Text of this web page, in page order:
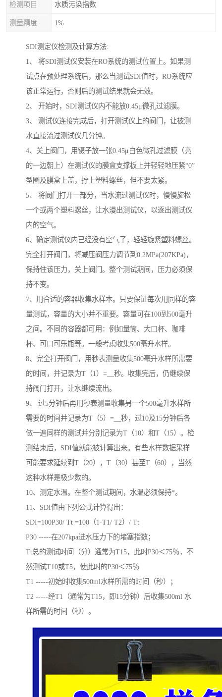
检测项目 水质污染指数
测量精度 1%
SDI测定仪检测及计算方法:
1、 将SDI测试仪安装在RO系统的测试位置上。如果测
试点在预处理系统后，那么当测试SDI值时，RO系统应
该正常运行，否则后的测试结果就会无效。
2、 开始时，SDI测试仪内不能放0.45μ微孔过滤膜。
3、 测试仪连接完成后，打开测试仪上的阀门，让被测
水直接流过测试仪几分钟。
4、关上阀门，用镊子放一张0.45μ白色微孔过滤膜（亮
的一边朝上）在测试仪的膜盒支撑板上并轻轻地压紧“0”
型圈及膜盒上盖，拧上塑料螺丝，但不要太紧。
5、 将阀门打开一部分，当水流过测试仪时，慢慢旋松
一个或两个塑料螺丝，让水漫出测试仪，以逐出测试仪
内的空气。
6、确定测试仪内已经没有空气了，轻轻旋紧塑料螺丝。
完全打开阀门，将减压阀压力调节到0.2MPa(207KPa)，
保持住该压力，关上阀门。整个测试期间，压力必须保
持不变。
7、用合适的容器收集水样本。只要保证每次用同样的容
量测试，容量的大小并不重要。容量可在100到500毫升
之间。不同的容器都可用：例如量筒、大口杯、咖啡
杯、可口可乐瓶等。一般考虑收集500毫升水样。
8、完全打开阀门，用秒表测量收集500毫升水样所需要
的时间，并记录为T（1）=__秒。收集完后，仍继续保
持阀门打开，让水继续流出。
9、 过5分钟后再用秒表测量收集另一个500毫升水样所
需要的时间并记录为T（5）=__秒，过10及15分钟后各
做一遍同样的测试并分别记录为T（10）和T（15）。检
测结束后，SDI值就能被计算出来。有些水样数据采样
可能要求延续到T（20），T（30）甚至T（60），当然
这种水样是极少数的。
10、测定水温。在整个测试期间，水温必须保持*。
11、SDI值由下列公式计算得出：
SDI=100P30/ Tt =100（1-T1/ T2）/ Tt
P30 -----在207kpa进水压力下的堵塞指数；
Tt总的测试时间（分）通常为T15，此时P30＜75％，不
然测试T10或T5，使此时的P30＜75％
T1 -----初始时收集500ml水样所需的时间（秒）；
T2 -----经T1（通常为T15，即15分钟）后收集500ml 水
样所需的时间（秒）。